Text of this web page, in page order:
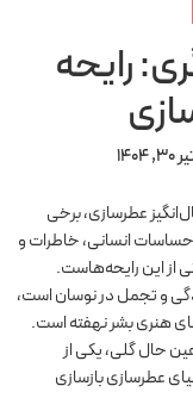
رایحه
30, 1404
عطرسازی، برخی
انسانی، خاطرات و
از این رایحه‌هاست.
و تجمل در نوسان است،
هنری بشر نهفته است.
حال گلی، یکی از
عطرسازی بازسازی